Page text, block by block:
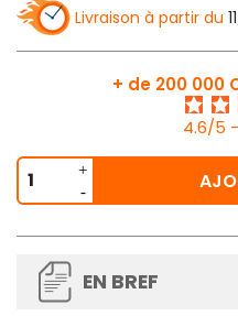
Livraison à partir du
+ de 200 000
4.6/5
EN BREF